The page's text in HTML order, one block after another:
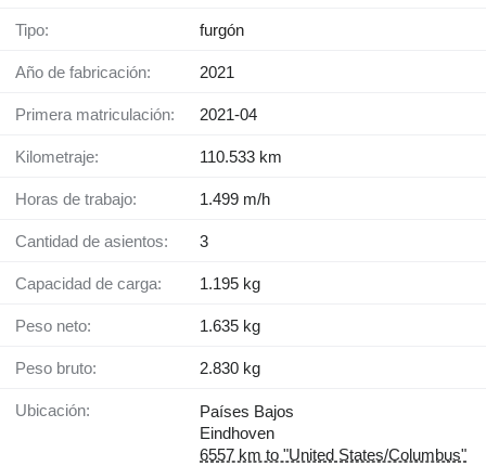
Tipo: furgón
Año de fabricación: 2021
Primera matriculación: 2021-04
Kilometraje: 110.533 km
Horas de trabajo: 1.499 m/h
Cantidad de asientos: 3
Capacidad de carga: 1.195 kg
Peso neto: 1.635 kg
Peso bruto: 2.830 kg
Ubicación:
Países Bajos
Eindhoven
6557 km to "United States/Columbus"